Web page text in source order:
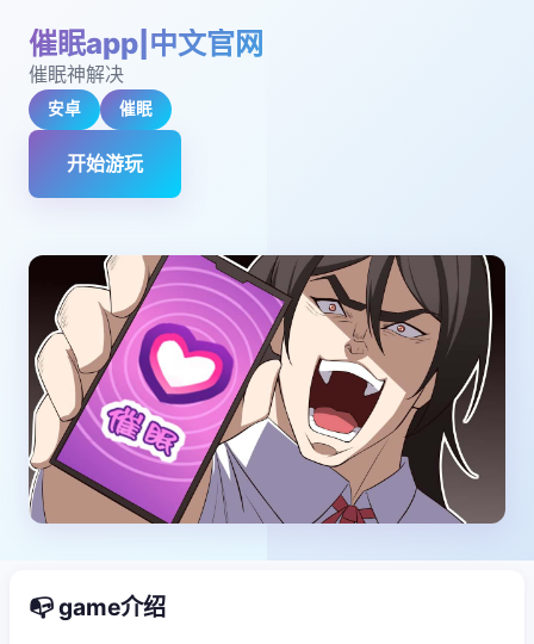
催眠app|中文官网
催眠神解决
安卓 催眠
开始游玩
📭 game介绍